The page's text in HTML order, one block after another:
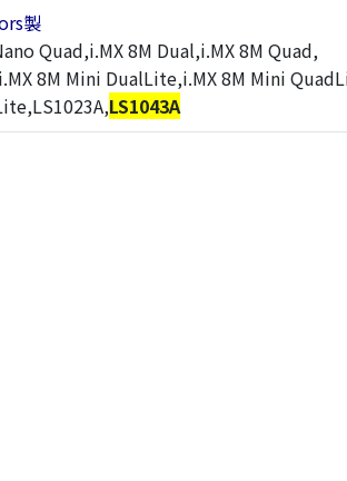
製
Quad,i.MX 8M Dual,i.MX 8M Quad,
8M Mini DualLite,i.MX 8M Mini
LS1043A